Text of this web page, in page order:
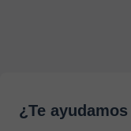
¿Te